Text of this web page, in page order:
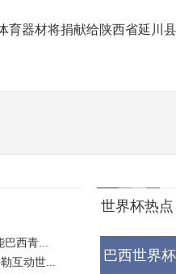
育器材将捐献给陕西省延川
西青...
互动世...
世界杯热点
巴西世界